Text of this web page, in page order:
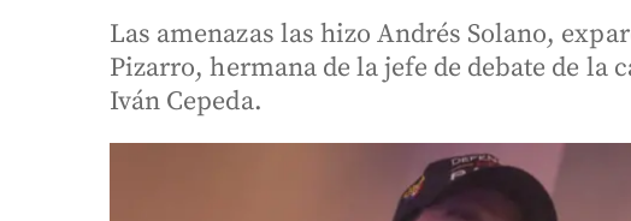
Las amenazas las hizo Andrés Solano,
Pizarro, hermana de la jefe de debate de
Iván Cepeda.